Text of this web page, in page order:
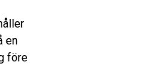
en
före